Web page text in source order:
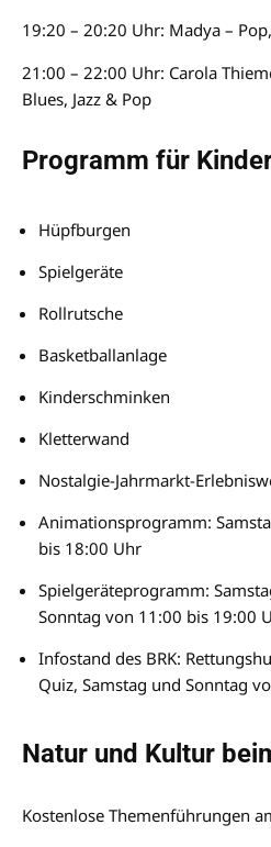
19:20 – 20:20 Uhr: Madya –
21:00 – 22:00 Uhr: Carola
Blues, Jazz & Pop
Programm für
Hüpfburgen
Spielgeräte
Rollrutsche
Basketballanlage
Kinderschminken
Kletterwand
Nostalgie-Jahrmarkt-
Animationsprogramm:
bis 18:00 Uhr
Spielgeräteprogramm:
​​​​​​Sonntag von 11:00 bis 19:00
Infostand des BRK:
Quiz, Samstag und Sonntag
Natur und Kultur
Kostenlose Themenführungen